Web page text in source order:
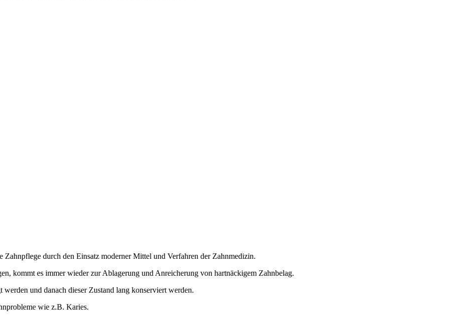
Zahnpflege durch den Einsatz moderner Mittel und Verfahren der Zahnmedizin.
kommt es immer wieder zur Ablagerung und Anreicherung von hartnäckigem Zahnbelag.
und danach dieser Zustand lang konserviert werden.
wie z.B. Karies.